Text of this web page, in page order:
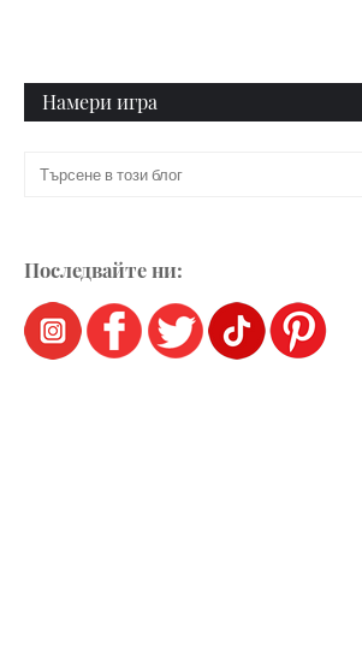
Намери игра
Последвайте ни: